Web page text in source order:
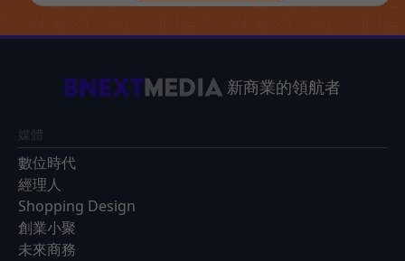
新商業的領航者
媒體
數位時代
經理人
Shopping Design
創業小聚
未來商務